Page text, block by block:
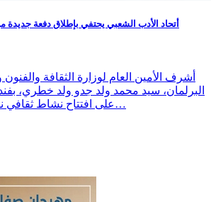
أتحاد الأدب الشعبي يحتفي بإطلاق دفعة جديدة
أشرف الأمين العام لوزارة الثقافة
البرلمان، سيد محمد ولد جدو ولد خطري،
على افتتاح نشاط ثقافي نظمه الاتحاد الموريتاني…